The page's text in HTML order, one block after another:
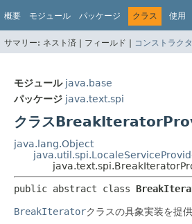
概要 モジュール パッケージ クラス 使用
サマリー: ネスト済 | フィールド | コンストラクタ
モジュール java.base
パッケージ java.text.spi
クラス
java.lang.Object
public abstract class
BreakIteratorクラスの具象実装を提